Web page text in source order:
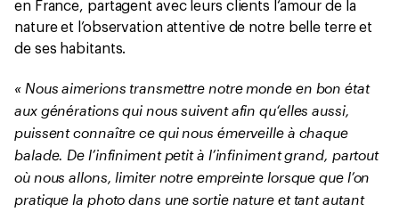
en France, partagent avec leurs clients l‘amour de la
nature et l’observation attentive de notre belle terre et
de ses habitants.
« Nous aimerions transmettre notre monde en bon état
aux générations qui nous suivent afin qu‘elles aussi,
puissent connaître ce qui nous émerveille à chaque
balade. De l’infiniment petit à l’infiniment grand, partout
où nous allons, limiter notre empreinte lorsque que l’on
pratique la photo dans une sortie nature et tant autant